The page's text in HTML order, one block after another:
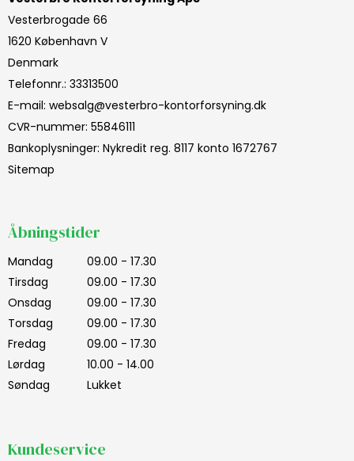
Vesterbrogade 66
1620 København V
Denmark
Telefonnr.: 33313500
E-mail: websalg@vesterbro-kontorforsyning.dk
CVR-nummer: 55846111
Bankoplysninger: Nykredit reg. 8117 konto 1672767
Sitemap
Åbningstider
Mandag
09.00 - 17.30
Tirsdag
09.00 - 17.30
Onsdag
09.00 - 17.30
Torsdag
09.00 - 17.30
Fredag
09.00 - 17.30
Lørdag
10.00 - 14.00
Søndag
Lukket
Kundeservice